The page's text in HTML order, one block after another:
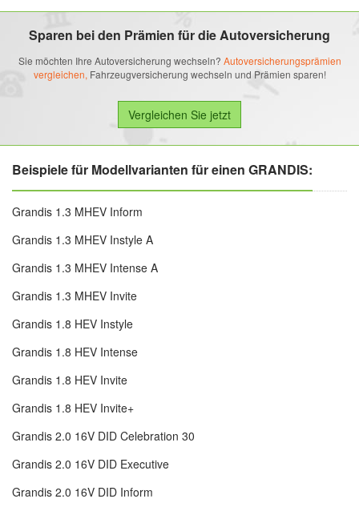
Sparen bei den Prämien für die Autoversicherung
Sie möchten Ihre Autoversicherung wechseln? Autoversicherungsprämien
vergleichen, Fahrzeugversicherung wechseln und Prämien sparen!
Beispiele für Modellvarianten für einen GRANDIS:
Grandis 1.3 MHEV Inform
Grandis 1.3 MHEV Instyle A
Grandis 1.3 MHEV Intense A
Grandis 1.3 MHEV Invite
Grandis 1.8 HEV Instyle
Grandis 1.8 HEV Intense
Grandis 1.8 HEV Invite
Grandis 1.8 HEV Invite+
Grandis 2.0 16V DID Celebration 30
Grandis 2.0 16V DID Executive
Grandis 2.0 16V DID Inform